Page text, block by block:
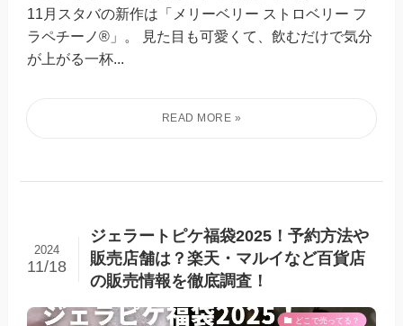
11月スタバの新作は「メリーベリー ストロベリー フ
ラペチーノ®」。 見た目も可愛くて、飲むだけで気分
が上がる一杯...
ジェラートピケ福袋2025！予約方法や
販売店舗は？楽天・マルイなど百貨店
の販売情報を徹底調査！
2024
11/18
どこで売ってる？